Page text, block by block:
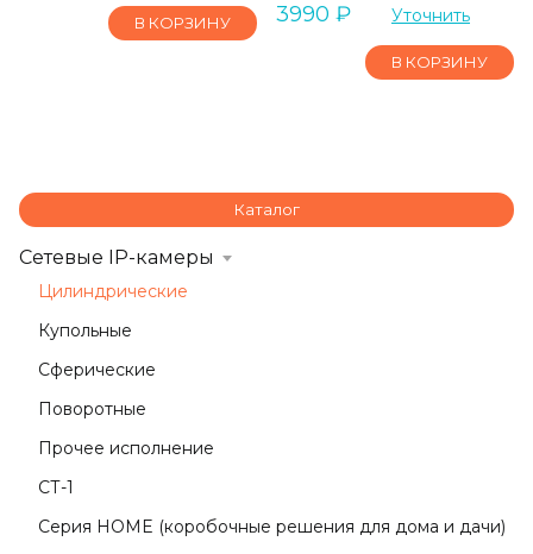
В КОРЗИНУ 3990 ₽ Уточнить
В КОРЗИНУ
Каталог
Сетевые IP-камеры
Цилиндрические
Купольные
Сферические
Поворотные
Прочее исполнение
СТ-1
Серия HOME (коробочные решения для дома и дачи)